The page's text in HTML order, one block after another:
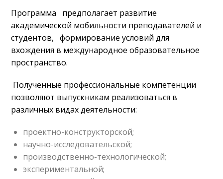
Программа предполагает развитие
академической мобильности преподавателей и
студентов, формирование условий для
вхождения в международное образовательное
пространство.
Полученные профессиональные компетенции
позволяют выпускникам реализоваться в
различных видах деятельности:
проектно-конструкторской;
научно-исследовательской;
производственно-технологической;
экспериментальной;